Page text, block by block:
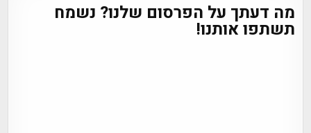
מה דעתך על הפרסום שלנו? נשמח
תשתפו אותנו!